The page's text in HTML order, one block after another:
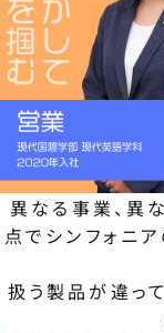
異なる事業、異
点でシンフォニア
扱う製品が違っ